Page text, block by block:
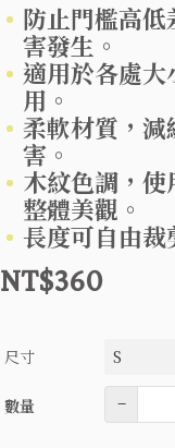
防止門檻高
害發生。
適用於各處
用。
柔軟材質，
害。
木紋色調，
整體美觀。
長度可自由裁
NT$360
尺寸
數量 –